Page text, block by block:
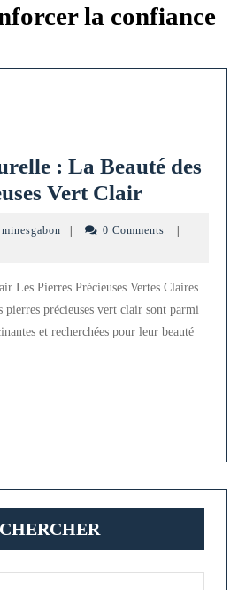
la confiance
: La Beauté des
Vert ClairÉlégance
Beauté
des
minesgabon minesgabon0 Comments
Les Pierres Précieuses Vertes Claires
pierres précieuses vert clair sont parmi
et recherchées pour leur beauté